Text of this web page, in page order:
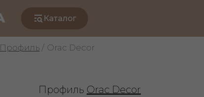
Каталог
Профиль Orac Decor
/
Профиль Orac Decor